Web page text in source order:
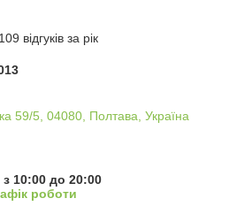
відгуків за рік
59/5, 04080, Полтава, Україна
10:00 до 20:00
роботи